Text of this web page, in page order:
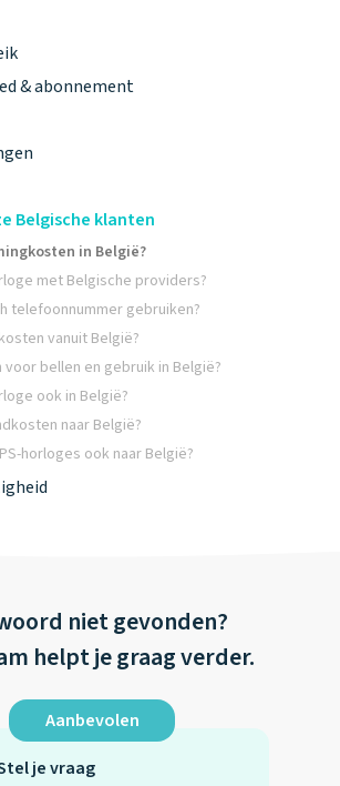
& abonnement
Belgische klanten
in België?
met Belgische providers?
telefoonnummer gebruiken?
vanuit België?
bellen en gebruik in België?
ook in België?
naar België?
horloges ook naar België?
niet gevonden?
helpt je graag verder.
Aanbevolen
je vraag